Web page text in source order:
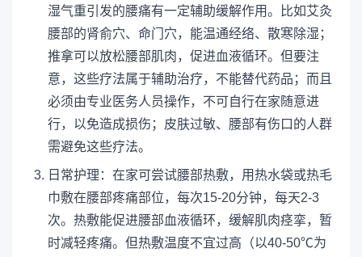
湿气重引发的腰痛有一定辅助缓解作用。比如艾灸
腰部的肾俞穴、命门穴，能温通经络、散寒除湿；
推拿可以放松腰部肌肉，促进血液循环。但要注
意，这些疗法属于辅助治疗，不能替代药品；而且
必须由专业医务人员操作，不可自行在家随意进
行，以免造成损伤；皮肤过敏、腰部有伤口的人群
需避免这些疗法。
日常护理：在家可尝试腰部热敷，用热水袋或热毛
巾敷在腰部疼痛部位，每次15-20分钟，每天2-3
次。热敷能促进腰部血液循环，缓解肌肉痉挛，暂
时减轻疼痛。但热敷温度不宜过高（以40-50℃为